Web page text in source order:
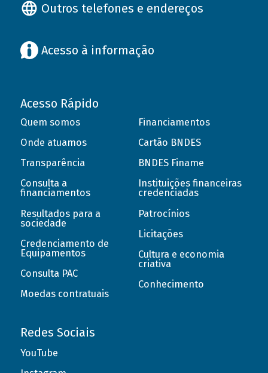
Outros telefones e endereços
Acesso à informação
Acesso Rápido
Quem somos
Onde atuamos
Transparência
Consulta a
financiamentos
Resultados para a
sociedade
Credenciamento de
Equipamentos
Consulta PAC
Moedas contratuais
Financiamentos
Cartão BNDES
BNDES Finame
Instituições financeiras
credenciadas
Patrocínios
Licitações
Cultura e economia
criativa
Conhecimento
Redes Sociais
YouTube